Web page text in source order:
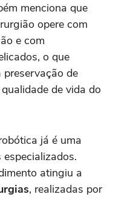
menciona que
opere com
e com
o que
de
de vida do
já é uma
atingiu a
, realizadas por